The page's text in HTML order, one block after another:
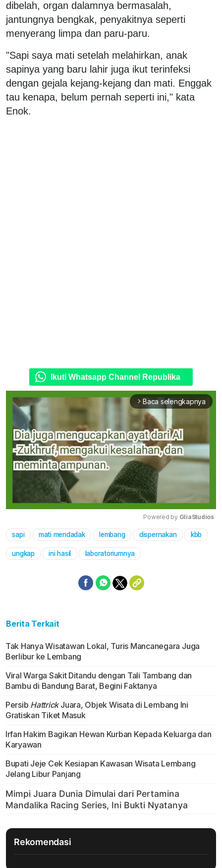
dibelah, organ dalamnya bermasalah,
jantungnya bengkak, penyakitnya seperti
menyerang limpa dan paru-paru.
"Sapi saya mati setelah melahirkan, anak
sapinya yang baru lahir juga ikut terinfeksi
dengan gejala kejang-kejang dan mati. Enggak
tau kenapa, belum pernah seperti ini," kata
Enok.
Ikuti Whatsapp Channel Republika
arrow_forward_ios Baca selengkapnya
Mute
Powered by GliaStudios
sapi mati mendadak lembang dispernakan kbb
ungkap ini hasil laboratoriumnya
Berita Terkait
Tak Hanya Wisatawan Lokal, Turis Mancanegara Juga
Berlibur ke Lembang
Viral Warga Sakit Ditandu dengan Tali Tambang dan
Bambu di Bandung Barat, Begini Faktanya
Persib HattrickJuara, Objek Wisata di Lembang Ini
Gratiskan Tiket Masuk
Irfan Hakim Bagikan Hewan Kurban Kepada Keluarga dan
Karyawan
Bupati Jeje Cek Kesiapan Kawasan Wisata Lembang
Jelang Libur Panjang
Rekomendasi